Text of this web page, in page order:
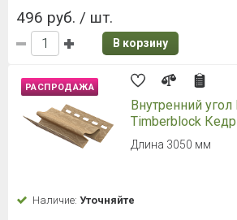
496 руб. / шт.
В корзину
РАСПРОДАЖА
Внутренний
Timberblock
Длина 3050 мм
Наличие: Уточняйте